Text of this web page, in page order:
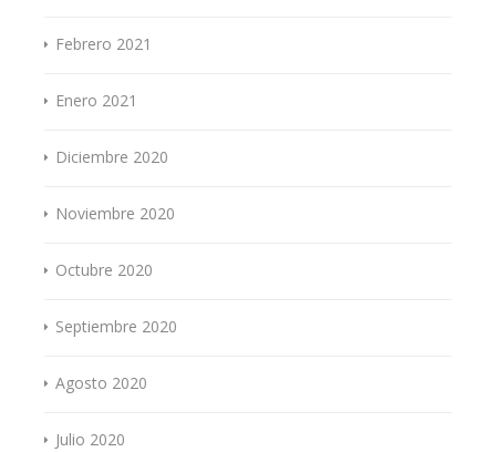
Febrero 2021
Enero 2021
Diciembre 2020
Noviembre 2020
Octubre 2020
Septiembre 2020
Agosto 2020
Julio 2020